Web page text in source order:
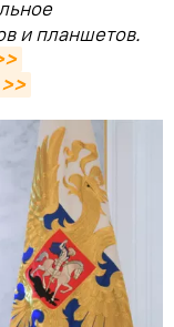
и планшетов.